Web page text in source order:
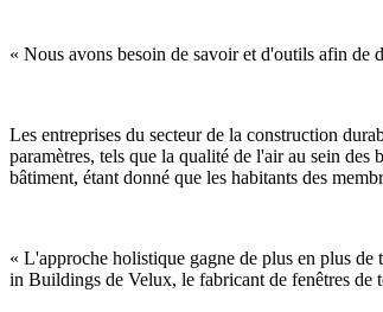
« Nous avons besoin de savoir et d'outils afin de
Les entreprises du secteur de la construction
paramètres, tels que la qualité de l'air au sein
bâtiment, étant donné que les habitants des
« L'approche holistique gagne de plus en plus
in Buildings de Velux, le fabricant de fenêtres de